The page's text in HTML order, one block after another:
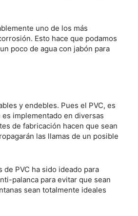
uno de los más
Esto hace que podamos
poco de agua con jabón para
y endebles. Pues el PVC, es
implementado en diversas
de fabricación hacen que sean
las llamas de un posible
PVC ha sido ideado para
palanca para evitar que sean
sean totalmente ideales